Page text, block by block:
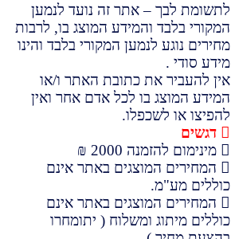
לתשומת לבך – אתר זה נועד לנמען
המקורי בלבד והמידע המוצג בו, לרבות
מחירים נוגע לנמען המקורי בלבד והינו
מידע סודי .
אין להעביר את כתובת האתר ו/או
המידע המוצג בו לכל אדם אחר ואין
להפיצו או לשכפלו.
דגשים
מינימום להזמנה 2000 ₪
המחירים המוצגים באתר אינם
כוללים מע"מ.
המחירים המוצגים באתר אינם
כוללים מיתוג ומשלוח ( יתומחרו